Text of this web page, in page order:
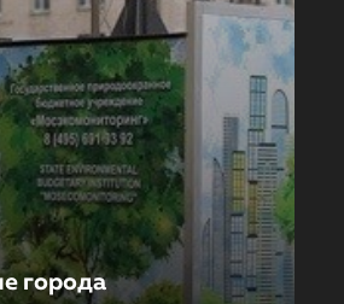
города